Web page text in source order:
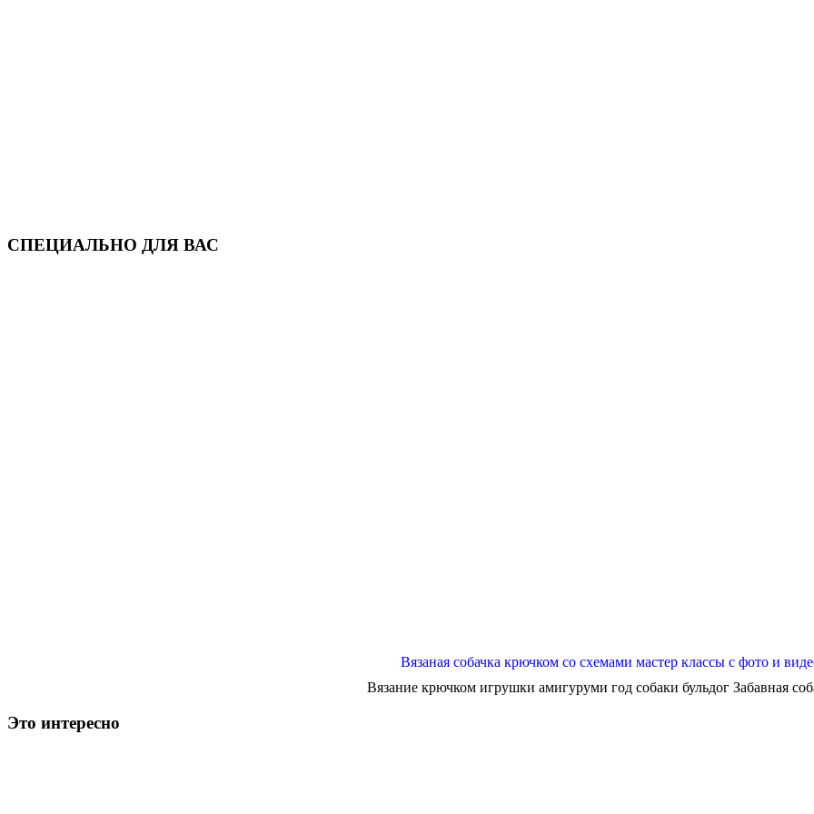
СПЕЦИАЛЬНО ДЛЯ ВАС
Вязаная собачка крючком со схемами мастер классы с фото и
Вязание крючком игрушки амигуруми год собаки бульдог Забавная
Это интересно